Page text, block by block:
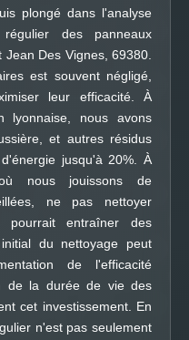
plongé dans l'analyse
des panneaux
Des Vignes, 69380.
est souvent négligé,
leur efficacité. À
lyonnaise, nous avons
et autres résidus
jusqu'à 20%. À
nous jouissons de
ne pas nettoyer
pourrait entraîner des
du nettoyage peut
de l'efficacité
de la durée de vie des
cet investissement. En
n'est pas seulement